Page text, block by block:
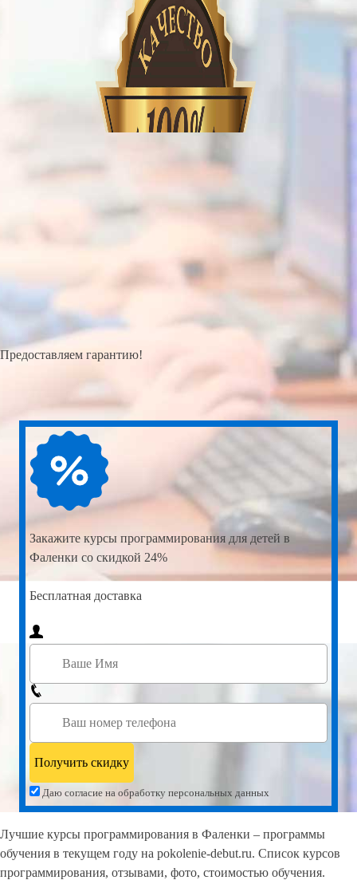
Предоставляем гарантию!
Закажите курсы программирования для детей в
Фаленки со скидкой 24%
Бесплатная доставка
Даю согласие на обработку персональных данных
Лучшие курсы программирования в Фаленки – программы
обучения в текущем году на pokolenie-debut.ru. Список курсов
программирования, отзывами, фото, стоимостью обучения.